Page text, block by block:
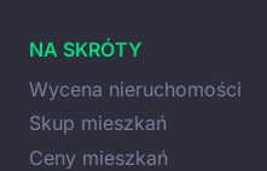
NA SKRÓTY
Wycena nieruchomości
Skup mieszkań
Ceny mieszkań